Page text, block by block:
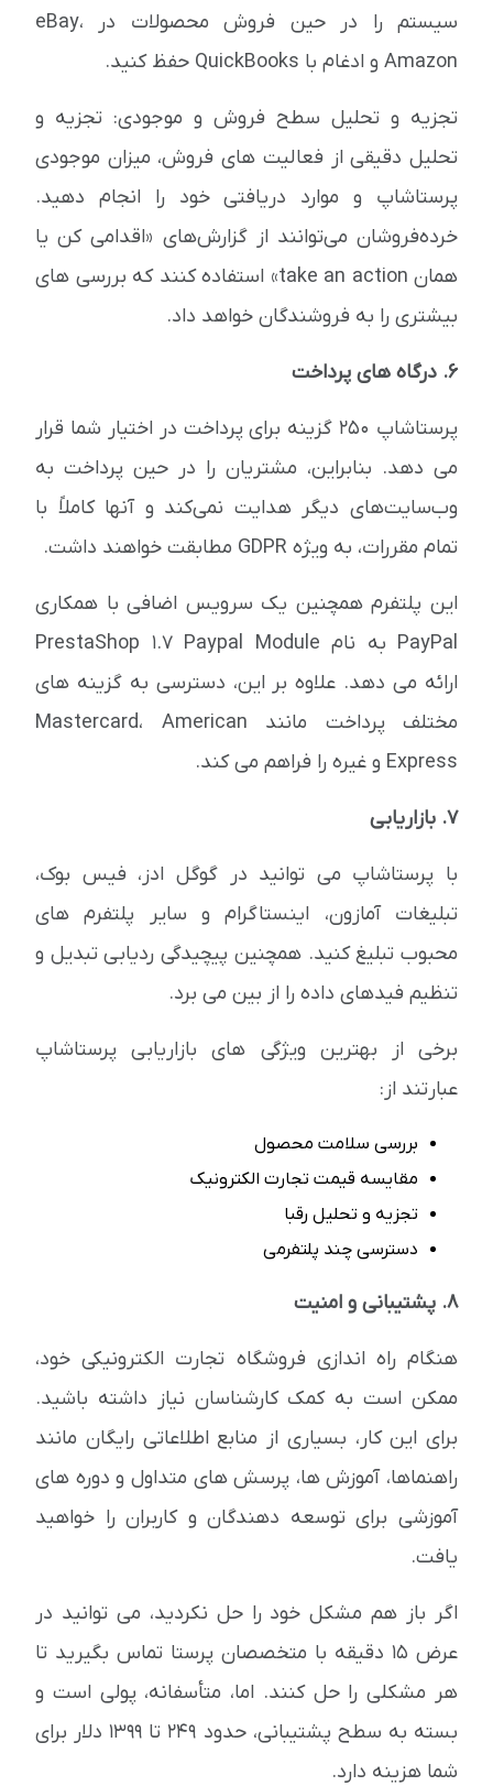
سیستم را در حین فروش محصولات در eBay،
Amazon و ادغام با QuickBooks حفظ کنید.
تجزیه و تحلیل سطح فروش و موجودی: تجزیه و
تحلیل دقیقی از فعالیت های فروش، میزان موجودی
پرستاشاپ و موارد دریافتی خود را انجام دهید.
خرده‌فروشان می‌توانند از گزارش‌های «اقدامی کن یا
همان take an action» استفاده کنند که بررسی های
بیشتری را به فروشندگان خواهد داد.
6. درگاه های پرداخت
پرستاشاپ 250 گزینه برای پرداخت در اختیار شما قرار
می دهد. بنابراین، مشتریان را در حین پرداخت به
وب‌سایت‌های دیگر هدایت نمی‌کند و آنها کاملاً با
تمام مقررات، به ویژه GDPR مطابقت خواهند داشت.
این پلتفرم همچنین یک سرویس اضافی با همکاری
PayPal به نام PrestaShop 1.7 Paypal Module
ارائه می دهد. علاوه بر این، دسترسی به گزینه های
مختلف پرداخت مانند Mastercard، American
Express و غیره را فراهم می کند.
7. بازاریابی
با پرستاشاپ می توانید در گوگل ادز، فیس بوک،
تبلیغات آمازون، اینستاگرام و سایر پلتفرم های
محبوب تبلیغ کنید. همچنین پیچیدگی ردیابی تبدیل و
تنظیم فیدهای داده را از بین می برد.
برخی از بهترین ویژگی های بازاریابی پرستاشاپ
عبارتند از:
بررسی سلامت محصول
مقایسه قیمت تجارت الکترونیک
تجزیه و تحلیل رقبا
دسترسی چند پلتفرمی
8. پشتیبانی و امنیت
هنگام راه اندازی فروشگاه تجارت الکترونیکی خود،
ممکن است به کمک کارشناسان نیاز داشته باشید.
برای این کار، بسیاری از منابع اطلاعاتی رایگان مانند
راهنماها، آموزش ها، پرسش های متداول و دوره های
آموزشی برای توسعه دهندگان و کاربران را خواهید
یافت.
اگر باز هم مشکل خود را حل نکردید، می توانید در
عرض 15 دقیقه با متخصصان پرستا تماس بگیرید تا
هر مشکلی را حل کنند. اما، متأسفانه، پولی است و
بسته به سطح پشتیبانی، حدود 249 تا 1399 دلار برای
شما هزینه دارد.